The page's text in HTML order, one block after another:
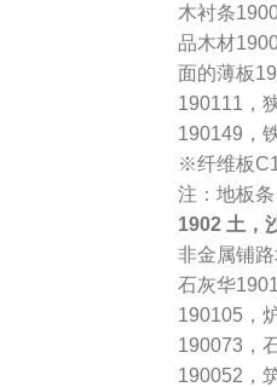
木衬条
品木材
面的薄板
190111，
190149，
※纤维板
注：地板
1902 土，
非金属铺
石灰华
190105，
190073，
190052，